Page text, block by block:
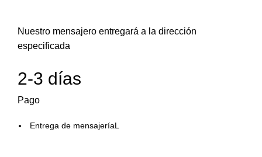
Nuestro mensajero entregará a la dirección
especificada
2-3 días
Pago
Entrega de mensajeríaL